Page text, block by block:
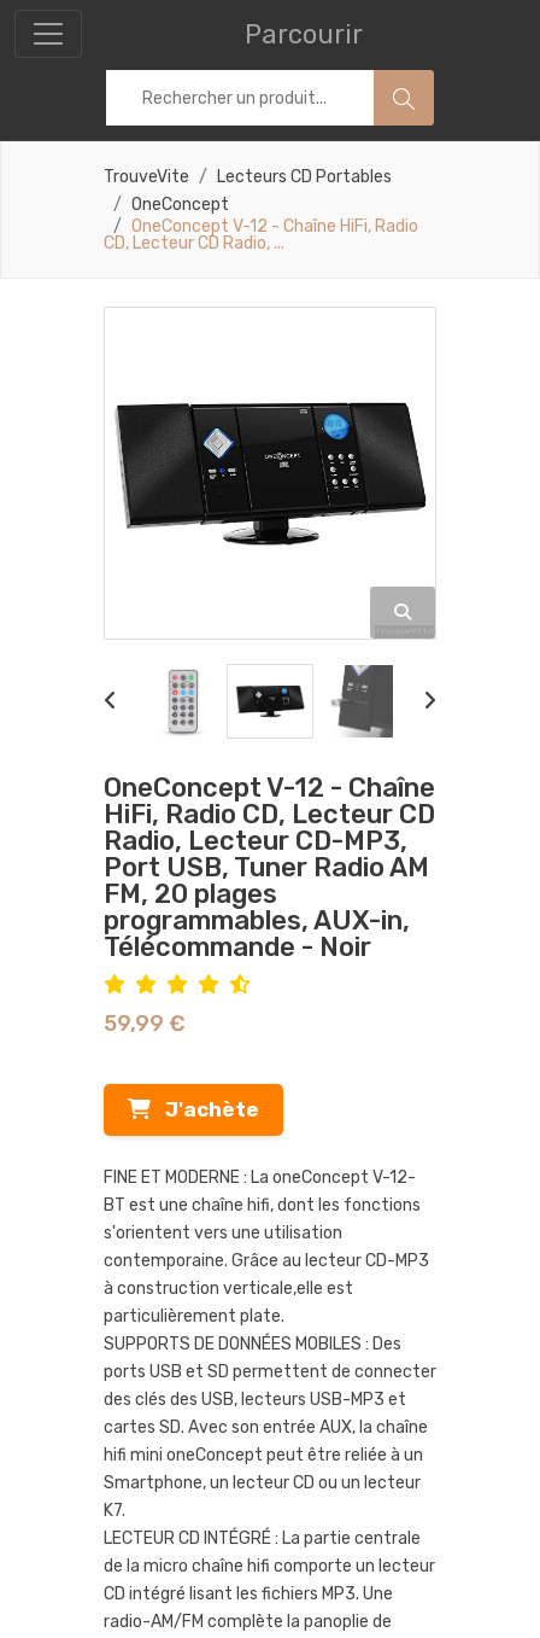
Parcourir
TrouveVite
Lecteurs CD Portables
OneConcept
OneConcept V-12 - Chaîne HiFi, Radio
CD, Lecteur CD Radio, ...
OneConcept V-12 - Chaîne
HiFi, Radio CD, Lecteur CD
Radio, Lecteur CD-MP3,
Port USB, Tuner Radio AM
FM, 20 plages
programmables, AUX-in,
Télécommande - Noir
59,99 €
J'achète
FINE ET MODERNE : La oneConcept V-12-
BT est une chaîne hifi, dont les fonctions
s'orientent vers une utilisation
contemporaine. Grâce au lecteur CD-MP3
à construction verticale,elle est
particulièrement plate.
SUPPORTS DE DONNÉES MOBILES : Des
ports USB et SD permettent de connecter
des clés des USB, lecteurs USB-MP3 et
cartes SD. Avec son entrée AUX, la chaîne
hifi mini oneConcept peut être reliée à un
Smartphone, un lecteur CD ou un lecteur
K7.
LECTEUR CD INTÉGRÉ : La partie centrale
de la micro chaîne hifi comporte un lecteur
CD intégré lisant les fichiers MP3. Une
radio-AM/FM complète la panoplie de